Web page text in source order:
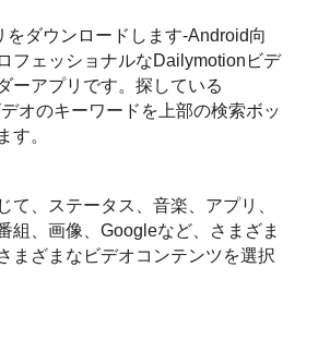
をダウンロードします-Android向
フェッショナルなDailymotionビデ
ーアプリです。探している
オのキーワードを上部の検索ボッ
す。
て、ステータス、音楽、アプリ、
組、画像、Googleなど、さまざま
まざまなビデオコンテンツを選択